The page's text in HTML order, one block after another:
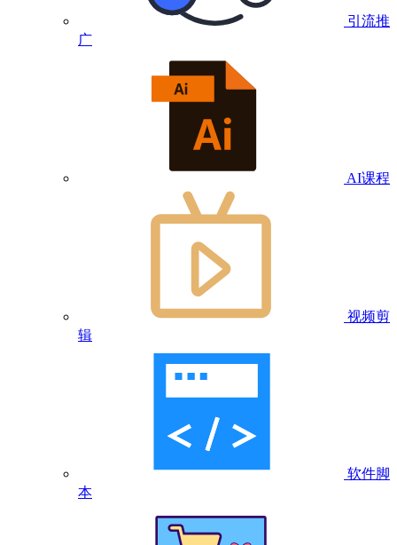
引流推
广
AI课程
视频剪
辑
软件脚
本